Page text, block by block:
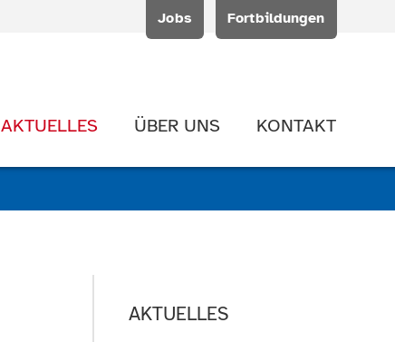
Jobs Fortbildungen
AKTUELLES ÜBER UNS KONTAKT
AKTUELLES